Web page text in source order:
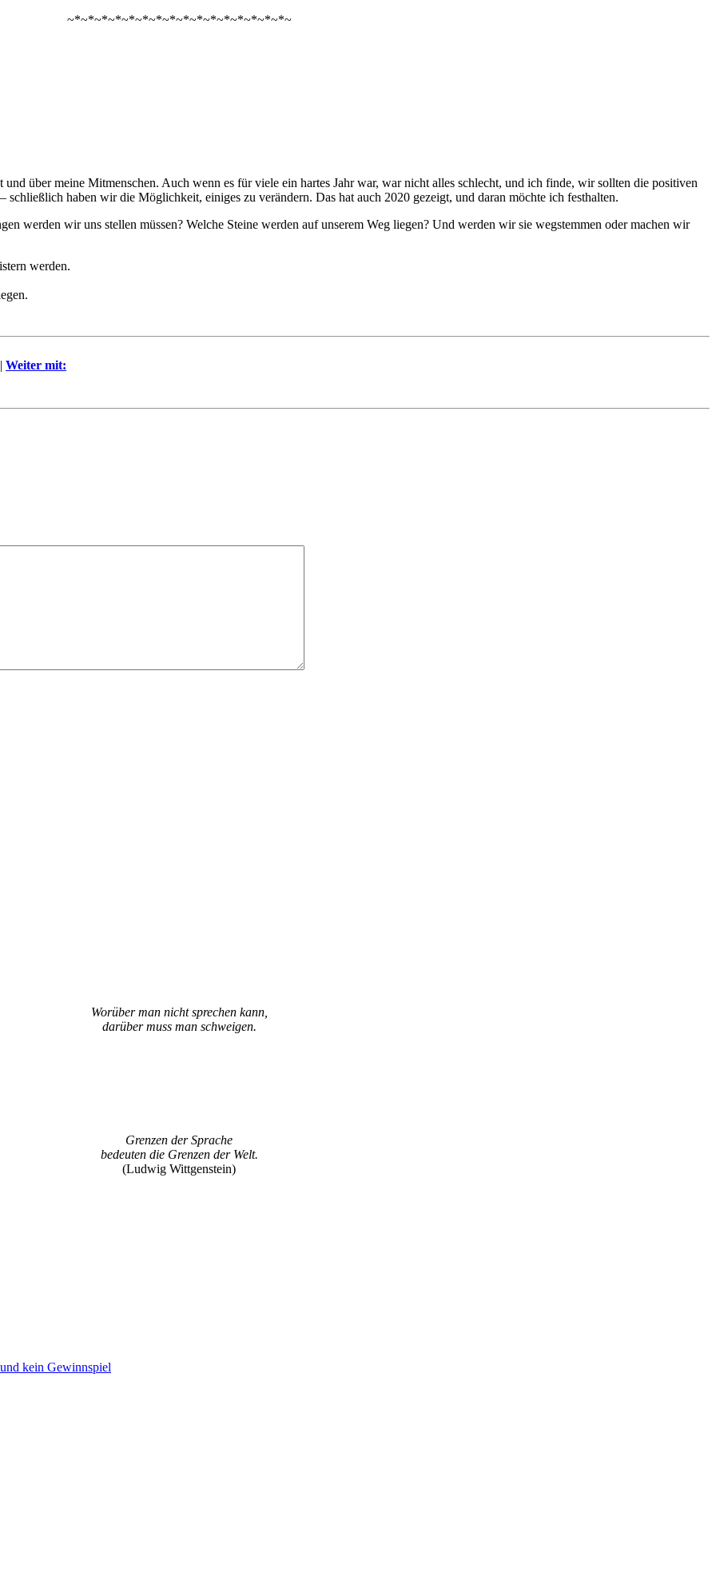
~*~*~*~*~*~*~*~*~*~*~*~*~*~*~*~*~
über meine Mitmenschen. Auch wenn es für viele ein hartes Jahr war, war nicht alles schlecht, und ich finde, wir sollten die positiven
haben wir die Möglichkeit, einiges zu verändern. Das hat auch 2020 gezeigt, und daran möchte ich festhalten.
werden wir uns stellen müssen? Welche Steine werden auf unserem Weg liegen? Und werden wir sie wegstemmen oder machen wir
werden.
| Weiter mit:
Worüber man nicht sprechen kann,
darüber muss man schweigen.
Grenzen der Sprache
bedeuten die Grenzen der Welt.
(Ludwig Wittgenstein)
kein Gewinnspiel